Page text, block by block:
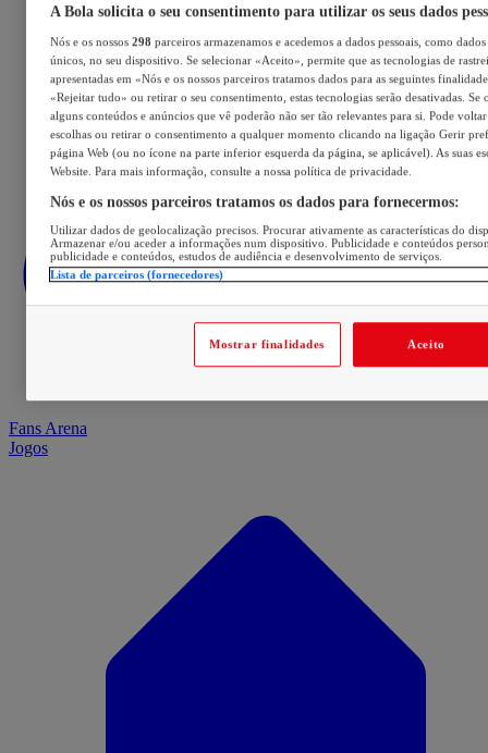
Fans Arena
Jogos
A Bola solicita o seu consentimento para utilizar os seus dados
Nós e os nossos 298 parceiros armazenamos e acedemos a dados pessoais, como
únicos, no seu dispositivo. Se selecionar «Aceito», permite que as tecnologias de
apresentadas em «Nós e os nossos parceiros tratamos dados para as seguintes
«Rejeitar tudo» ou retirar o seu consentimento, estas tecnologias serão desativadas. Se
alguns conteúdos e anúncios que vê poderão não ser tão relevantes para si. Pode voltar
escolhas ou retirar o consentimento a qualquer momento clicando na ligação Gerir
página Web (ou no ícone na parte inferior esquerda da página, se aplicável). As suas
Website. Para mais informação, consulte a nossa política de privacidade.
Nós e os nossos parceiros tratamos os dados para fornecermos:
Utilizar dados de geolocalização precisos. Procurar ativamente as características do
Armazenar e/ou aceder a informações num dispositivo. Publicidade e conteúdos
publicidade e conteúdos, estudos de audiência e desenvolvimento de serviços.
Lista de parceiros (fornecedores)
Mostrar finalidades Aceito